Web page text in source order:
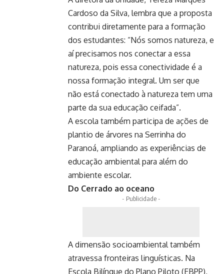
Cardoso da Silva, lembra que a proposta
contribui diretamente para a formação
dos estudantes: “Nós somos natureza, e
aí precisamos nos conectar a essa
natureza, pois essa conectividade é a
nossa formação integral. Um ser que
não está conectado à natureza tem uma
parte da sua educação ceifada”.
A escola também participa de ações de
plantio de árvores na Serrinha do
Paranoá, ampliando as experiências de
educação ambiental para além do
ambiente escolar.
Do Cerrado ao oceano
- Publicidade -
A dimensão socioambiental também
atravessa fronteiras linguísticas. Na
Escola Bilíngue do Plano Piloto (EBPP),